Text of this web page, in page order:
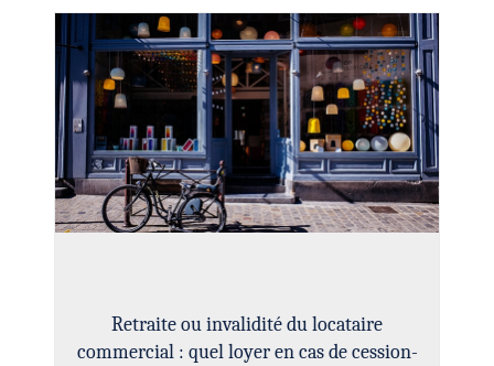
Retraite ou invalidité du locataire
commercial : quel loyer en cas de cession-